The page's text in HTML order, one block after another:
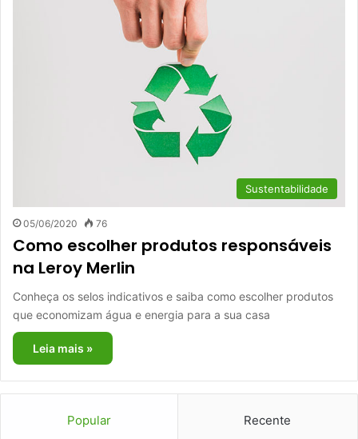
Sustentabilidade
05/06/2020 76
Como escolher produtos responsáveis
na Leroy Merlin
Conheça os selos indicativos e saiba como escolher produtos
que economizam água e energia para a sua casa
Leia mais »
Popular Recente